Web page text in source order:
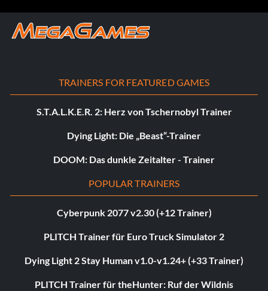
TRAINERS FOR FEATURED GAMES
S.T.A.L.K.E.R. 2: Herz von Tschernobyl Trainer
Dying Light: Die „Beast“-Trainer
DOOM: Das dunkle Zeitalter - Trainer
POPULAR TRAINERS
Cyberpunk 2077 v2.30 (+12 Trainer)
PLITCH Trainer für Euro Truck Simulator 2
Dying Light 2 Stay Human v1.0-v1.24+ (+33 Trainer)
PLITCH Trainer für theHunter: Ruf der Wildnis